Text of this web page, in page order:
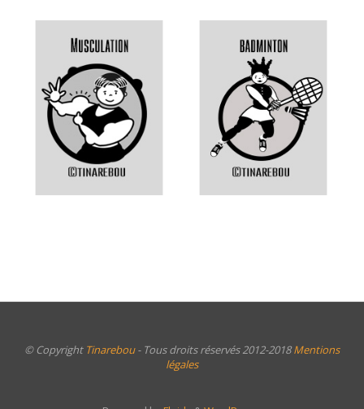
© Copyright Tinarebou- Tous droits réservés 2012-2018Mentions
légales